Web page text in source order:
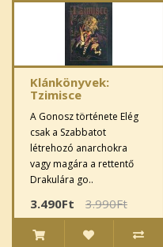
Klánkönyvek:
Tzimisce
A Gonosz története Elég
csak a Szabbatot
létrehozó anarchokra
vagy magára a rettentő
Drakulára go..
3.490Ft 3.990Ft